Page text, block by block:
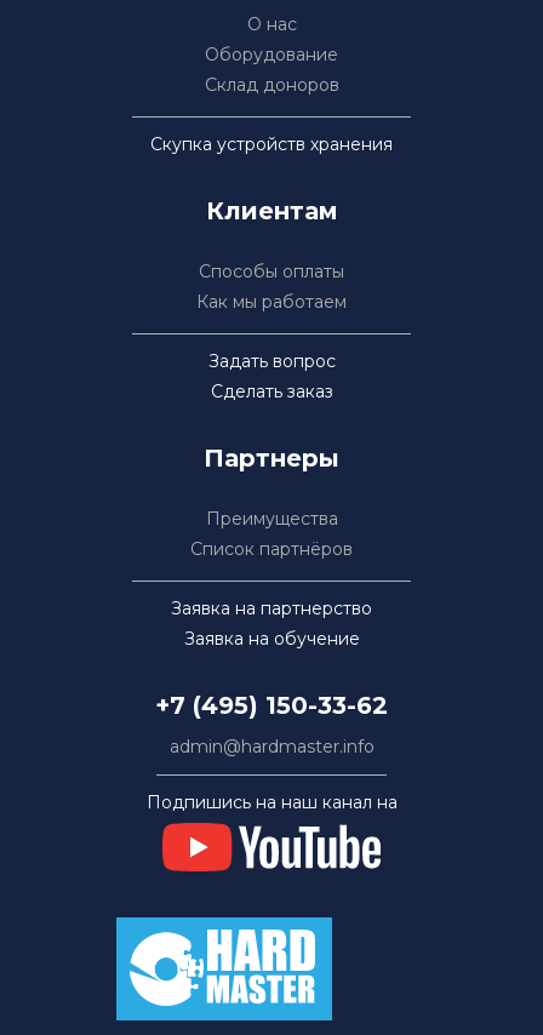
О нас
Оборудование
Склад доноров
Скупка устройств хранения
Клиентам
Способы оплаты
Как мы работаем
Задать вопрос
Сделать заказ
Партнеры
Преимущества
Список партнёров
Заявка на партнерство
Заявка на обучение
+7 (495) 150-33-62
admin@hardmaster.info
Подпишись на наш канал на